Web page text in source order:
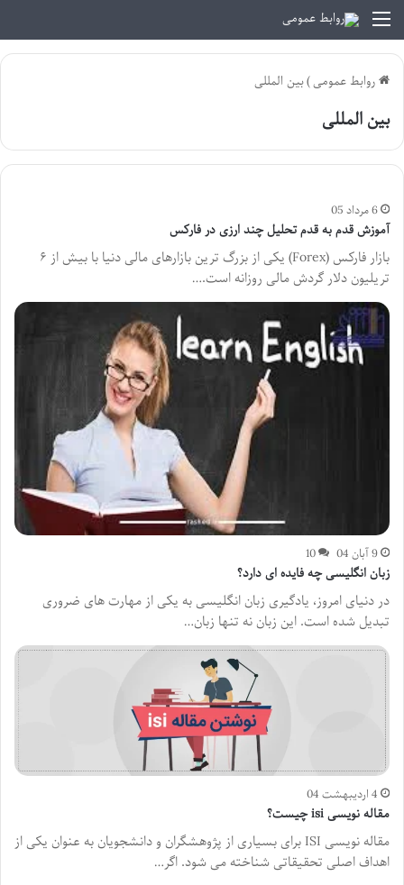
منو
روابط عمومی)بین المللی
بین المللی
6 مرداد 05
آموزش قدم به قدم تحلیل چند ارزی در فارکس
بازار فارکس (Forex) یکی از بزرگ ترین بازارهای مالی دنیا با بیش از ۶
تریلیون دلار گردش مالی روزانه است.…
9 آبان 04 10
زبان انگلیسی چه فایده ای دارد؟
در دنیای امروز، یادگیری زبان انگلیسی به یکی از مهارت های ضروری
تبدیل شده است. این زبان نه تنها زبان…
4 اردیبهشت 04
مقاله نویسی isi چیست؟
مقاله نویسی ISI برای بسیاری از پژوهشگران و دانشجویان به عنوان یکی از
اهداف اصلی تحقیقاتی شناخته می شود. اگر…